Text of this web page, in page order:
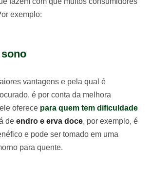
exemplo:
vantagens e pela qual é
é por conta da melhora
oferece para quem tem dificuldade
de endro e erva doce, por exemplo, é
e pode ser tomado em uma
para quente.